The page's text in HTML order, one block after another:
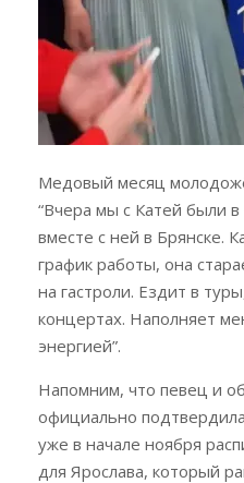
Медовый месяц
“Вчера мы с Катей были
вместе с ней в Брянске.
график работы, она
на гастроли. Ездит в
концертах. Наполняет
энергией”.
Напомним, что певец и
официально
уже в начале ноября
для Ярослава, который